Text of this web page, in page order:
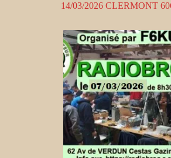
14/03/2026 CLERMONT